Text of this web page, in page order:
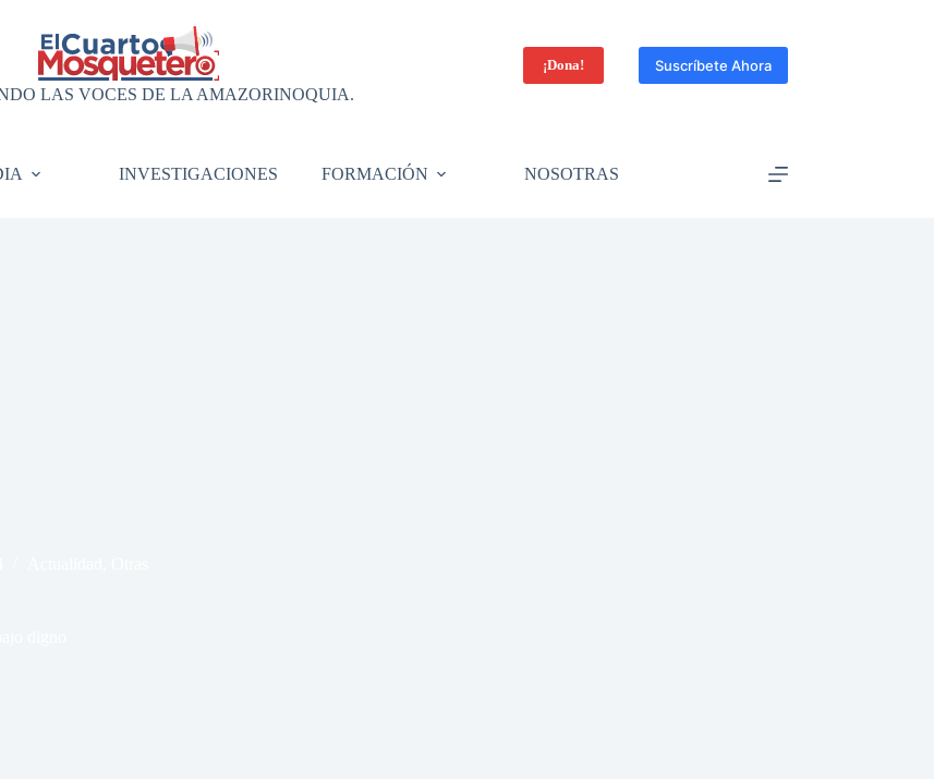
LAS VOCES DE LA AMAZORINOQUIA.
¡Dona! Suscríbete Ahora
INVESTIGACIONES FORMACIÓN NOSOTRAS